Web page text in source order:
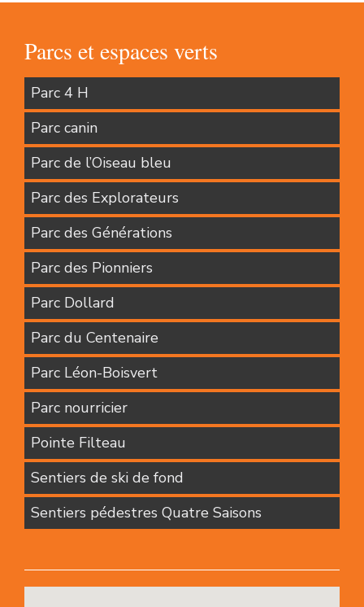
Parcs et espaces verts
Parc 4 H
Parc canin
Parc de l’Oiseau bleu
Parc des Explorateurs
Parc des Générations
Parc des Pionniers
Parc Dollard
Parc du Centenaire
Parc Léon-Boisvert
Parc nourricier
Pointe Filteau
Sentiers de ski de fond
Sentiers pédestres Quatre Saisons